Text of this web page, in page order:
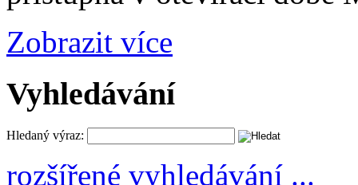
Zobrazit více
Vyhledávání
Hledaný výraz:
rozšířené vyhledávání ...